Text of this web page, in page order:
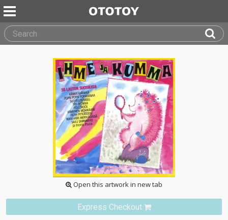
Open this artwork in new tab
Express Checkout